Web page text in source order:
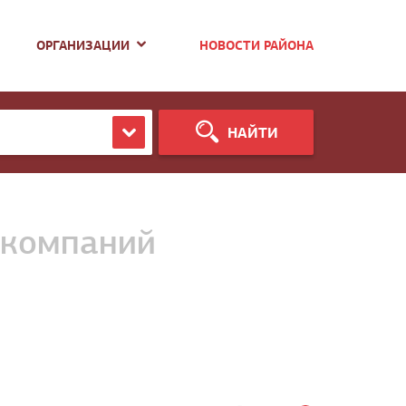
ОРГАНИЗАЦИИ НОВОСТИ РАЙОНА
НАЙТИ